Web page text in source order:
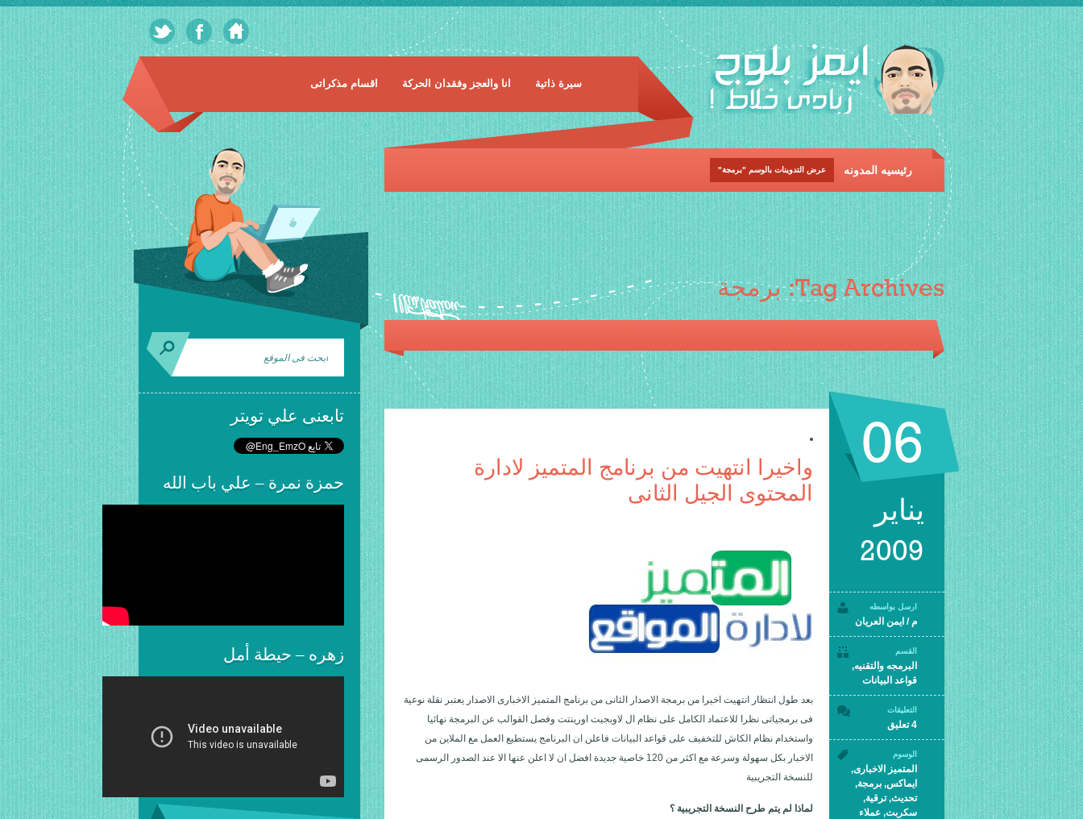
سيرة ذاتية انا والعجز وفقدان الحركة اقسام مذكراتى
رئيسيه المدونه عرض التدوينات بالوسم "برمجة"
Tag Archives: برمجة
06
يناير
2009
ارسل بواسطه
م / ايمن العريان
القسم
البرمجه والتقنيه,
قواعد البيانات
التعليقات
4 تعليق
الوسوم
المتميز الاخبارى,
ايماكس, برمجة,
تحديث,ترقية,
سكربت, عملاء
واخيرا انتهيت من برنامج المتميز لادارة
المحتوى الجيل الثانى
بعد طول انتظار انتهيت اخيرا من برمجة الاصدار الثانى من برنامج المتميز الاخبارى الاصدار يعتبر نقلة نوعية
فى برمجياتى نظرا للاعتماد الكامل على نظام ال لاوبجيت اورينتت وفصل القوالب عن البرمجة نهائيا
واستخدام نظام الكاش للتخفيف على قواعد البيانات فاعلن ان البرنامج يستطيع العمل مع الملاين من
الاخبار بكل سهولة وسرعة مع اكثر من 120 خاصية جديدة افضل ان لا اعلن عنها الا عند الصدور الرسمى
للنسخة التجريبية
لماذا لم يتم طرح النسخة التجريبية ؟
تابعنى علي تويتر
حمزة نمرة – علي باب الله
زهره – حيطة أمل